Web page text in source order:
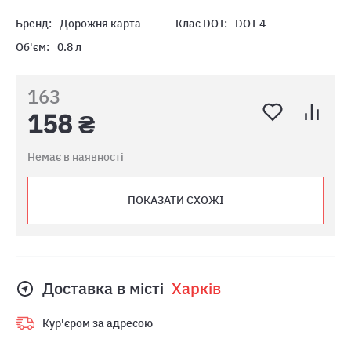
Бренд: Дорожня карта Клас DOT:
DOT 4
Об'єм:
0.8 л
163
158 ₴
Немає в наявності
ПОКАЗАТИ СХОЖІ
Доставка в місті Харкiв
Кур'єром за адресою